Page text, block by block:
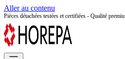
Aller au contenu
Retour facile sous 14 jours - Achetez en toute